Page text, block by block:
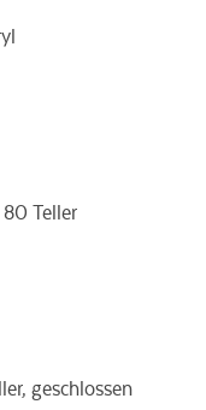
Teller
geschlossen